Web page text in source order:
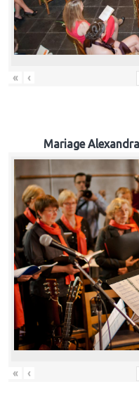
« ‹
Mariage
« ‹